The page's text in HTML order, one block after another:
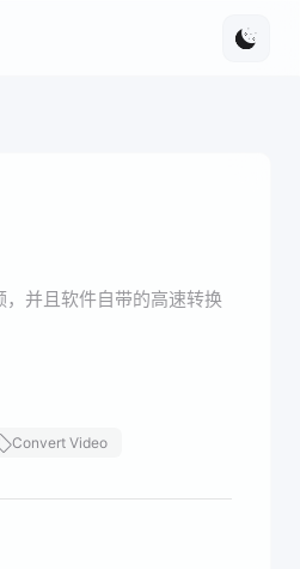
并且软件自带的高速转换
Convert Video